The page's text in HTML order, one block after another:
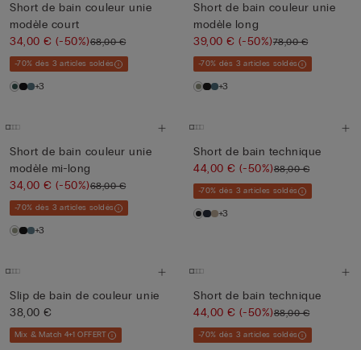
Short de bain couleur unie
modèle court
34,00 €(-50%)68,00 €
-70% dès 3 articles soldés
+3
Short de bain couleur unie
modèle long
39,00 €(-50%)78,00 €
-70% dès 3 articles soldés
+3
Short de bain couleur unie
modèle mi-long
34,00 €(-50%)68,00 €
-70% dès 3 articles soldés
+3
Short de bain technique
44,00 €(-50%)88,00 €
-70% dès 3 articles soldés
+3
Slip de bain de couleur unie
38,00 €
Mix & Match 4+1 OFFERT
Short de bain technique
44,00 €(-50%)88,00 €
-70% dès 3 articles soldés